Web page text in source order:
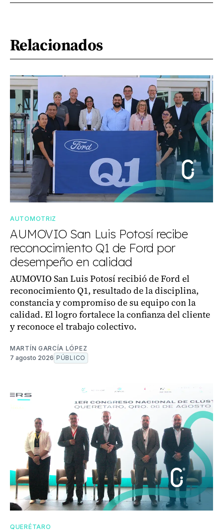
Relacionados
AUTOMOTRIZ
AUMOVIO San Luis Potosí recibe
reconocimiento Q1 de Ford por
desempeño en calidad
AUMOVIO San Luis Potosí recibió de Ford el
reconocimiento Q1, resultado de la disciplina,
constancia y compromiso de su equipo con la
calidad. El logro fortalece la confianza del cliente
y reconoce el trabajo colectivo.
MARTÍN GARCÍA LÓPEZ
7 agosto 2026 PÚBLICO
QUERÉTARO